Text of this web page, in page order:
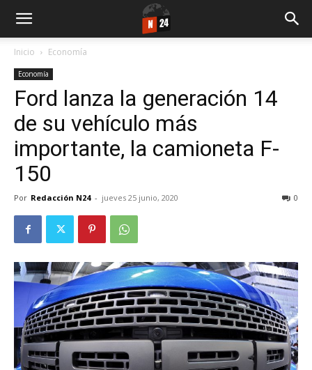
Inicio Economía
Economía
Ford lanza la generación 14
de su vehículo más
importante, la camioneta F-
150
Por Redacción N24 - jueves 25 junio, 2020 0